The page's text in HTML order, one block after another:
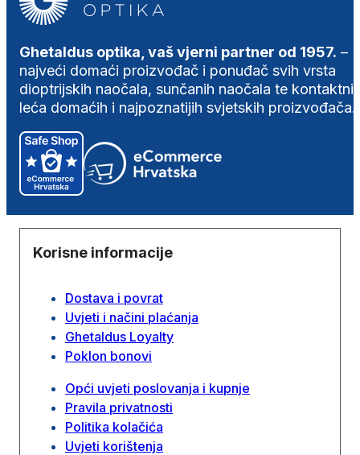
Ghetaldus optika, vaš vjerni partner od 1957. –
najveći domaći proizvođač i ponuđač svih vrsta
dioptrijskih naočala, sunčanih naočala te
leća domaćih i najpoznatijih svjetskih proizvođača.
Korisne informacije
Dostava i povrat
Uvjeti i načini plaćanja
Ghetaldus Loyalty
Poklon bonovi
Opći uvjeti poslovanja i kupnje
Pravila privatnosti
Politika kolačića
Uvjeti korištenja